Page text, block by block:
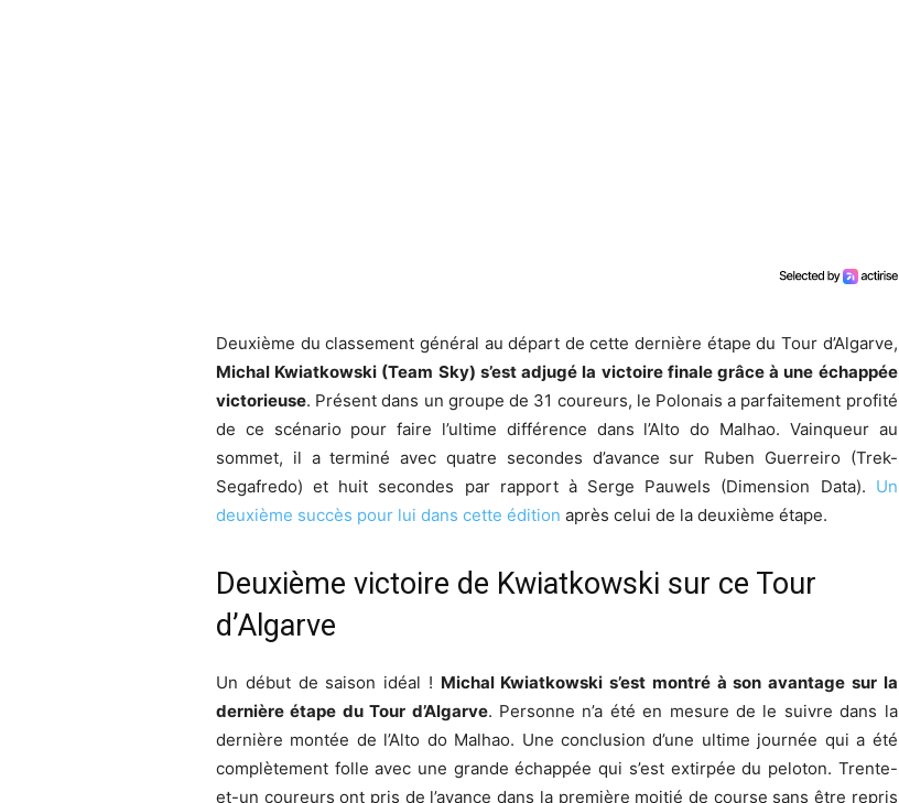
Deuxième du classement général au départ de cette dernière étape du Tour d’Algarve,
Michal Kwiatkowski (Team Sky) s’est adjugé la victoire finale grâce à une échappée
victorieuse. Présent dans un groupe de 31 coureurs, le Polonais a parfaitement profité
de ce scénario pour faire l’ultime différence dans l’Alto do Malhao. Vainqueur au
sommet, il a terminé avec quatre secondes d’avance sur Ruben Guerreiro (Trek-
Segafredo) et huit secondes par rapport à Serge Pauwels (Dimension Data). Un
deuxième succès pour lui dans cette édition après celui de la deuxième étape.
Deuxième victoire de Kwiatkowski sur ce Tour
d’Algarve
Un début de saison idéal ! Michal Kwiatkowski s’est montré à son avantage sur la
dernière étape du Tour d’Algarve. Personne n’a été en mesure de le suivre dans la
dernière montée de l’Alto do Malhao. Une conclusion d’une ultime journée qui a été
complètement folle avec une grande échappée qui s’est extirpée du peloton. Trente-
et-un coureurs ont pris de l’avance dans la première moitié de course sans être repris